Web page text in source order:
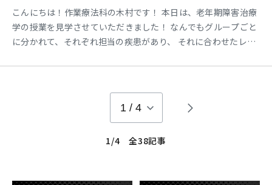
こんにちは！作業療法科の木村です！ 本日は、老年期障害治療
学の授業を見学させていただきました！ なんでもグループごと
に分かれて、それぞれ担当の疾患があり、 それに合わせたレク
1 / 4
1/4 全38記事